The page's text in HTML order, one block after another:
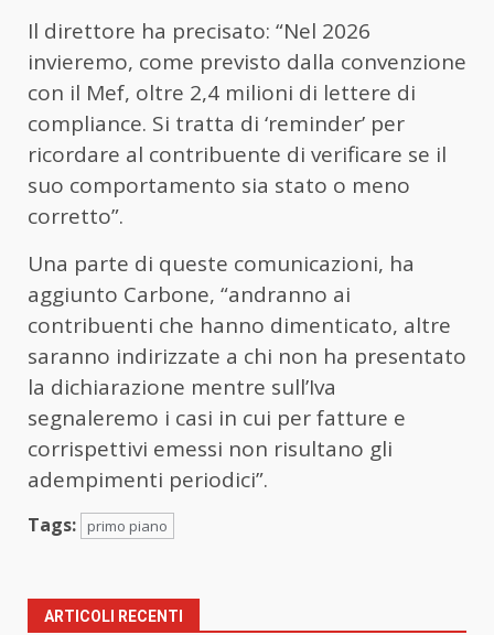
Il direttore ha precisato: “Nel 2026
invieremo, come previsto dalla convenzione
con il Mef, oltre 2,4 milioni di lettere di
compliance. Si tratta di ‘reminder’ per
ricordare al contribuente di verificare se il
suo comportamento sia stato o meno
corretto”.
Una parte di queste comunicazioni, ha
aggiunto Carbone, “andranno ai
contribuenti che hanno dimenticato, altre
saranno indirizzate a chi non ha presentato
la dichiarazione mentre sull’Iva
segnaleremo i casi in cui per fatture e
corrispettivi emessi non risultano gli
adempimenti periodici”.
Tags: primo piano
ARTICOLI RECENTI